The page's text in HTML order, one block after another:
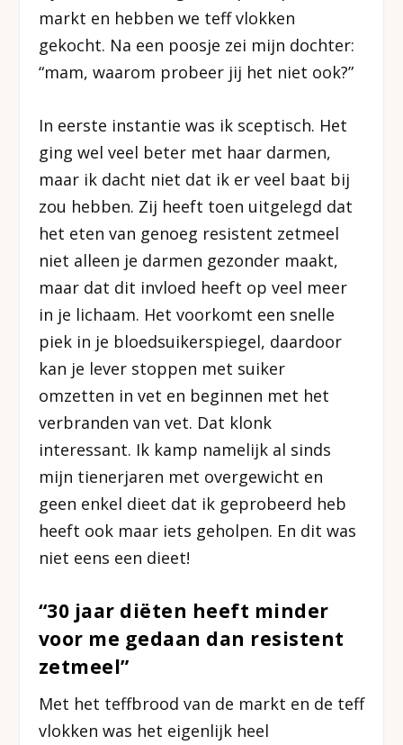
markt en hebben we teff vlokken
gekocht. Na een poosje zei mijn dochter:
“mam, waarom probeer jij het niet ook?”
In eerste instantie was ik sceptisch. Het
ging wel veel beter met haar darmen,
maar ik dacht niet dat ik er veel baat bij
zou hebben. Zij heeft toen uitgelegd dat
het eten van genoeg resistent zetmeel
niet alleen je darmen gezonder maakt,
maar dat dit invloed heeft op veel meer
in je lichaam. Het voorkomt een snelle
piek in je bloedsuikerspiegel, daardoor
kan je lever stoppen met suiker
omzetten in vet en beginnen met het
verbranden van vet. Dat klonk
interessant. Ik kamp namelijk al sinds
mijn tienerjaren met overgewicht en
geen enkel dieet dat ik geprobeerd heb
heeft ook maar iets geholpen. En dit was
niet eens een dieet!
“30 jaar diëten heeft minder
voor me gedaan dan resistent
zetmeel”
Met het teffbrood van de markt en de teff
vlokken was het eigenlijk heel